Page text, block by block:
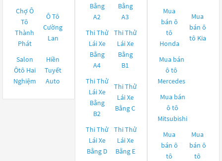
Chợ Ô
Tô
Thành
Phát
Ô Tô
Cường
Lan
Salon
Ôtô Hai
Nghiệm
Hiền
Tuyết
Auto
Bằng
A2
Bằng
A3
Thi Thử
Lái Xe
Bằng
A4
Thi Thử
Lái Xe
Bằng
B1
Thi Thử
Lái Xe
Bằng
B2
Thi Thử
Lái Xe
Bằng C
Thi Thử
Lái Xe
Bằng D
Thi Thử
Lái Xe
Bằng E
Mua
bán ô
tô
Honda
Mua
bán ô
tô Kia
Mua bán
ô tô
Mercedes
Mua bán
ô tô
Mitsubishi
Mua
bán ô
tô
Mua
bán ô
tô